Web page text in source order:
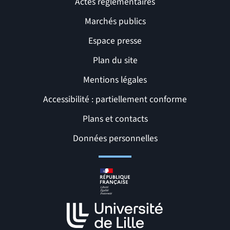
Liens et pages utiles
Marchés publics
Espace presse
Plan du site
Mentions légales
Accessibilité : partiellement conforme
Plans et contacts
Données personnelles